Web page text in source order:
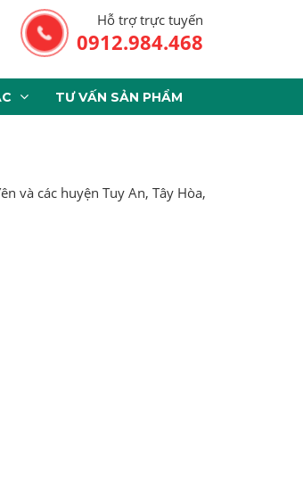
Hỗ trợ trực tuyến
0912.984.468
TƯ VẤN SẢN PHẨM
và các huyện Tuy An, Tây Hòa,